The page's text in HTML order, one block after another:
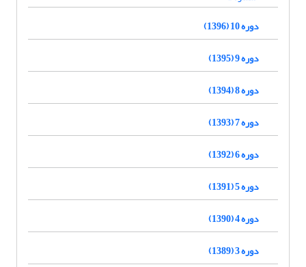
دوره 10 (1396)
دوره 9 (1395)
دوره 8 (1394)
دوره 7 (1393)
دوره 6 (1392)
دوره 5 (1391)
دوره 4 (1390)
دوره 3 (1389)